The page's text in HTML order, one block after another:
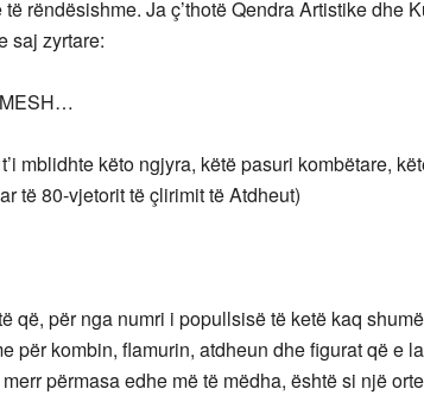
rëndësishme. Ja ç’thotë Qendra Artistike dhe
saj zyrtare:
mblidhte këto ngjyra, këtë pasuri kombëtare,
të 80-vjetorit të çlirimit të Atdheut)
që, për nga numri i popullsisë të ketë kaq
për kombin, flamurin, atdheun dhe figurat që e
përmasa edhe më të mëdha, është si një